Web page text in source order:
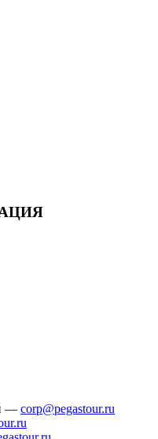
— corp@pegastour.ru